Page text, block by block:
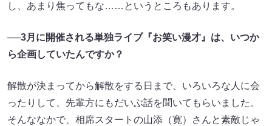
し、あまり焦ってもな……というところもあります。
──3月に開催される単独ライブ『お笑い漫才』は、いつか
ら企画していたんですか？
解散が決まってから解散をする日まで、いろいろな人に会
ったりして、先輩方にもだいぶ話を聞いてもらいました。
そんななかで、相席スタートの山添（寛）さんと素敵じゃ